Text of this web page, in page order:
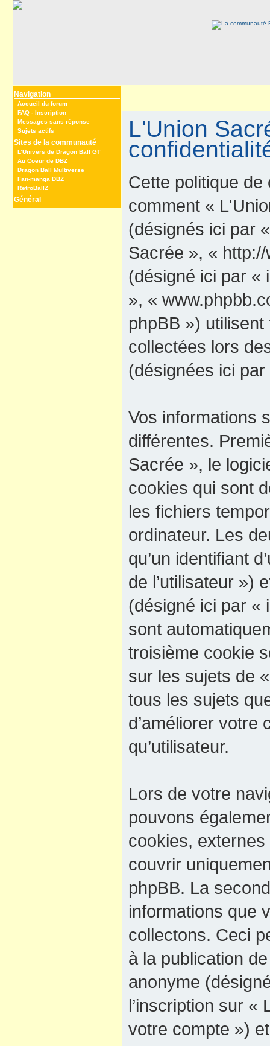
Navigation
Accueil du forum
FAQ - Inscription
Messages sans réponse
Sujets actifs
Sites de la communauté
L’Univers de Dragon Ball GT
Au Coeur de DBZ
Dragon Ball Multiverse
Fan-manga DBZ
RetroBallZ
Général
L'Union
Cette politique de
comment «
(désignés ici par
Sacrée », «
(désigné ici par «
», «
phpBB »)
collectées lors
(désignées ici
Vos informations
différentes.
Sacrée », le
cookies qui sont
les fichiers
ordinateur. Les
qu’un identifiant
de l’utilisateur »)
(désigné ici par «
sont
troisième cookie
sur les sujets de
tous les sujets
d’améliorer votre
qu’utilisateur.
Lors de votre
pouvons
cookies,
couvrir
phpBB. La
informations que
collectons. Ceci
à la publication
anonyme
l’inscription sur «
votre compte »)